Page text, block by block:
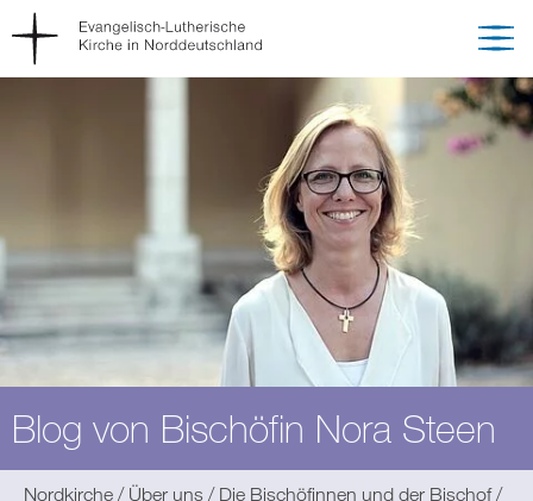
Blog von Bischöfin Nora Steen
Sie
Nordkirche Über uns
Die Bischöfinnen und der Bischof